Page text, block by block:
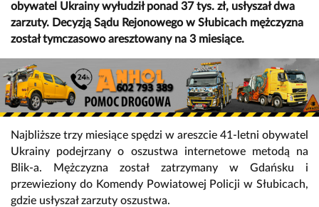
obywatel Ukrainy wyłudził ponad 37 tys. zł, usłyszał dwa
zarzuty. Decyzją Sądu Rejonowego w Słubicach mężczyzna
został tymczasowo aresztowany na 3 miesiące.
Najbliższe trzy miesiące spędzi w areszcie 41-letni obywatel
Ukrainy podejrzany o oszustwa internetowe metodą na
Blik-a. Mężczyzna został zatrzymany w Gdańsku i
przewieziony do Komendy Powiatowej Policji w Słubicach,
gdzie usłyszał zarzuty oszustwa.